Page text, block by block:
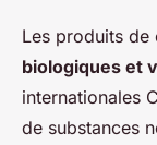
Les produits
biologiques et
internationales
de substances